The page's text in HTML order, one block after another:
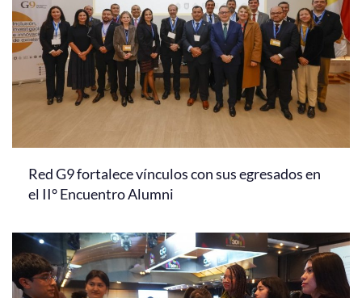
Red G9 fortalece vínculos con sus egresados en
el II° Encuentro Alumni